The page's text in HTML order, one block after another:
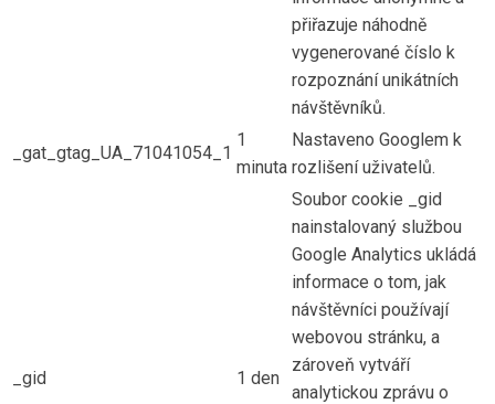
přiřazuje náhodně
vygenerované číslo k
rozpoznání unikátních
návštěvníků.
_gat_gtag_UA_71041054_1
1
minuta
Nastaveno Googlem k
rozlišení uživatelů.
_gid 1 den
Soubor cookie _gid
nainstalovaný službou
Google Analytics ukládá
informace o tom, jak
návštěvníci používají
webovou stránku, a
zároveň vytváří
analytickou zprávu o